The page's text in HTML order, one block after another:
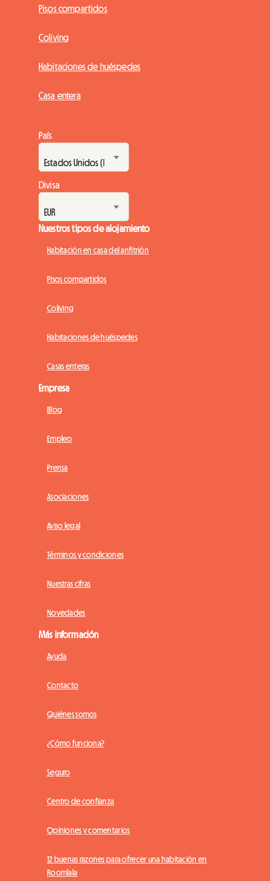
Pisos compartidos
Coliving
Habitaciones de huéspedes
Casa entera
País
Divisa
Nuestros tipos de alojamiento
Habitación en casa del anfitrión
Pisos compartidos
Coliving
Habitaciones de huéspedes
Casas enteras
Empresa
Blog
Empleo
Prensa
Asociaciones
Aviso legal
Términos y condiciones
Nuestras cifras
Novedades
Más información
Ayuda
Contacto
Quiénes somos
¿Cómo funciona?
Seguro
Centro de confianza
Opiniones y comentarios
12 buenas razones para ofrecer una habitación en
Roomlala